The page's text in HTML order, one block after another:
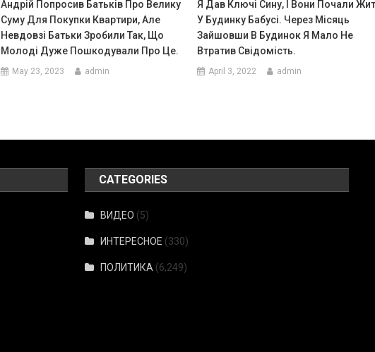
Андрій Попросив Батьків Про Велику
Суму Для Покупки Квартири, Але
Невдовзі Батьки Зробили Так, Що
Молоді Дуже Пошкодували Про Це.
May 23, 2023 admin
Я Дав Ключі Сину, І Вони Почали
У Будинку Бабусі. Через Місяць
Зайшовши В Будинок Я Мало Не
Втратив Свідомість.
April 3, 2022 admin
CATEGORIES
ВИДЕО (5)
ИНТЕРЕСНОЕ (330)
ПОЛИТИКА (6,249)